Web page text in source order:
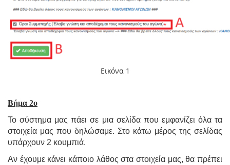
Εικόνα 1
Βήμα 2ο
Το σύστημα μας πάει σε μια σελίδα που εμφανίζει όλα τα
στοιχεία μας που δηλώσαμε. Στο κάτω μέρος της σελίδας
υπάρχουν 2 κουμπιά.
Αν έχουμε κάνει κάποιο λάθος στα στοιχεία μας, θα πρέπει